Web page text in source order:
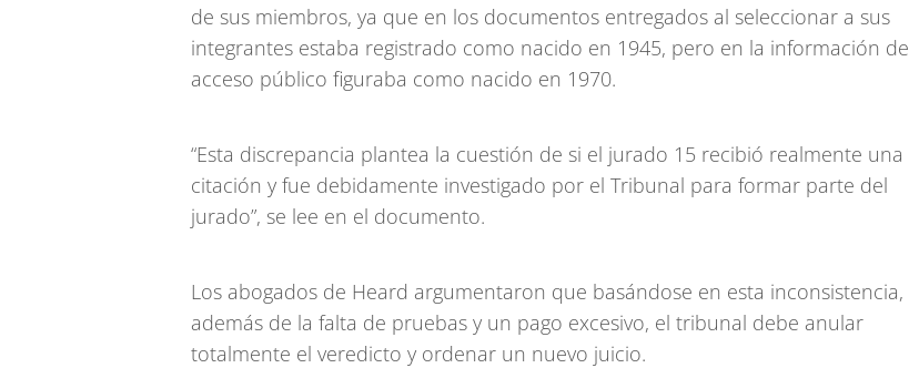
de sus miembros, ya que en los documentos entregados al seleccionar a sus
integrantes estaba registrado como nacido en 1945, pero en la información de
acceso público figuraba como nacido en 1970.
“Esta discrepancia plantea la cuestión de si el jurado 15 recibió realmente una
citación y fue debidamente investigado por el Tribunal para formar parte del
jurado”, se lee en el documento.
Los abogados de Heard argumentaron que basándose en esta inconsistencia,
además de la falta de pruebas y un pago excesivo, el tribunal debe anular
totalmente el veredicto y ordenar un nuevo juicio.